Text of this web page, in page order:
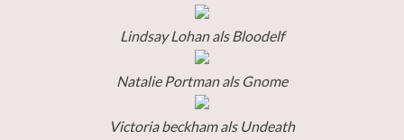
Lindsay Lohan als Bloodelf
Natalie Portman als Gnome
Victoria beckham als Undeath